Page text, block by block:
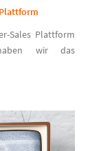
Sales Plattform
wir das